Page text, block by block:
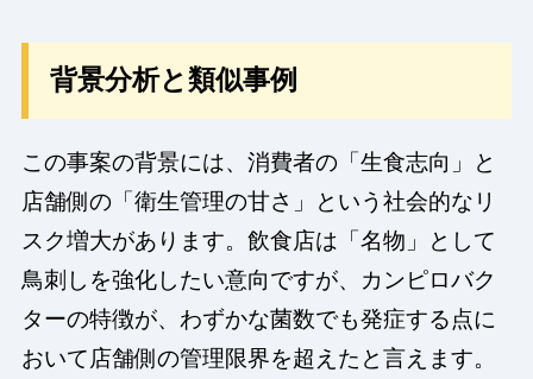
背景分析と類似事例
この事案の背景には、消費者の「生食志向」と
店舗側の「衛生管理の甘さ」という社会的なリ
スク増大があります。飲食店は「名物」として
鳥刺しを強化したい意向ですが、カンピロバク
ターの特徴が、わずかな菌数でも発症する点に
おいて店舗側の管理限界を超えたと言えます。